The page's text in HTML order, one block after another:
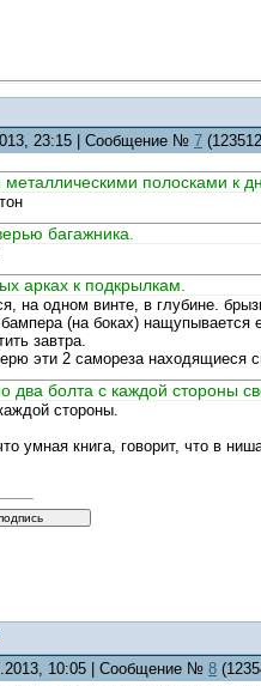
23:15 | Сообщение № 7
металлическими полосками к
багажника.
арках к подкрылкам.
на одном винте, в глубине.
бампера (на боках)
завтра.
эти 2 самореза находящиеся
два болта с каждой стороны
стороны.
умная книга, говорит, что в
10:05 | Сообщение № 8